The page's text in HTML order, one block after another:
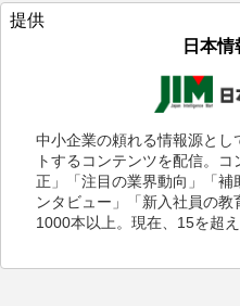
提供
日本情
中小企業の頼れる情報源と
トするコンテンツを配信。
正」「注目の業界動向」「補
ンタビュー」「新入社員の
1000本以上。現在、15を超